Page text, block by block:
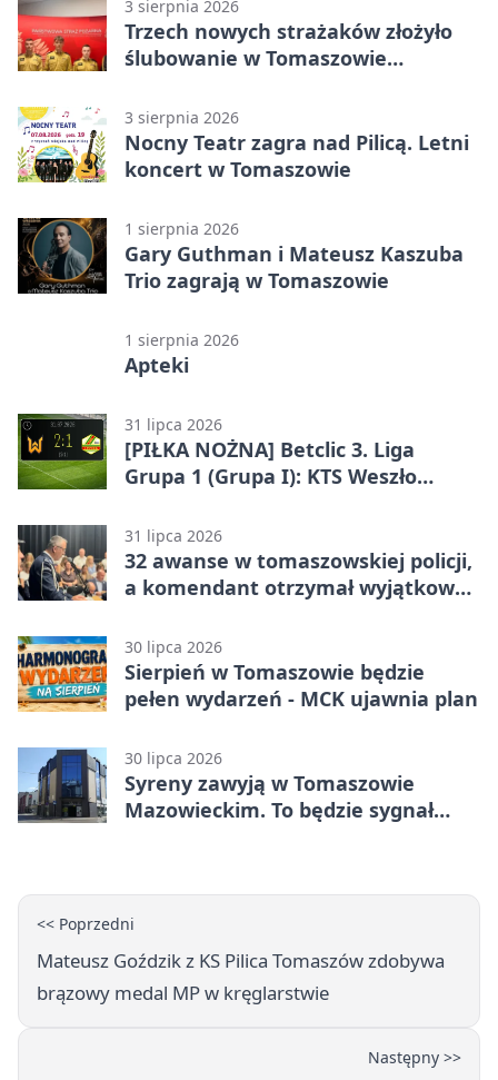
3 sierpnia 2026
Trzech nowych strażaków złożyło
ślubowanie w Tomaszowie
3 sierpnia 2026
Nocny Teatr zagra nad Pilicą. Letni
koncert w Tomaszowie
1 sierpnia 2026
Gary Guthman i Mateusz Kaszuba
Trio zagrają w Tomaszowie
1 sierpnia 2026
Apteki
31 lipca 2026
[PIŁKA NOŻNA] Betclic 3. Liga
Grupa 1 (Grupa I): KTS Weszło
Mazowiecki 2:1
31 lipca 2026
32 awanse w tomaszowskiej policji,
a komendant otrzymał wyjątkowy
30 lipca 2026
Sierpień w Tomaszowie będzie
pełen wydarzeń - MCK ujawnia plan
30 lipca 2026
Syreny zawyją w Tomaszowie
Mazowieckim. To będzie sygnał
<< Poprzedni
Mateusz Goździk z KS Pilica Tomaszów zdobywa
brązowy medal MP w kręglarstwie
Następny >>